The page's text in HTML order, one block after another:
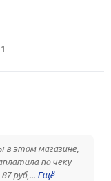
в этом магазине,
по чеку
руб,...